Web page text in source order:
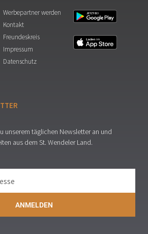
Werbepartner werden
Kontakt
Freundeskreis
Impressum
Datenschutz
unserem täglichen Newsletter an und
aus dem St. Wendeler Land.
ANMELDEN